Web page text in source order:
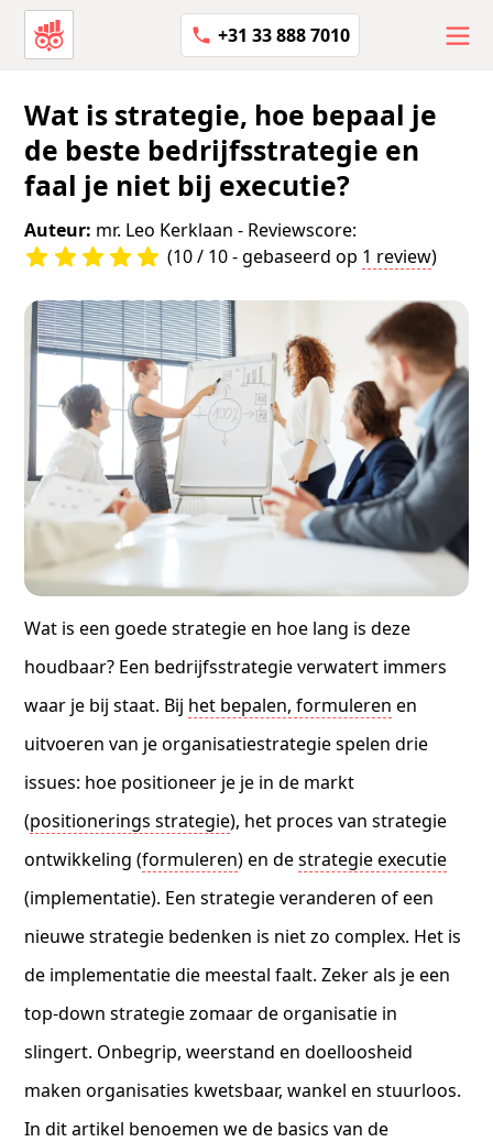
+31 33 888 7010
Wat is strategie, hoe bepaal je
de beste bedrijfsstrategie en
faal je niet bij executie?
Auteur: mr. Leo Kerklaan - Reviewscore:
(10 / 10 - gebaseerd op 1 review)
Wat is een goede strategie en hoe lang is deze
houdbaar? Een bedrijfsstrategie verwatert immers
waar je bij staat. Bij het bepalen, formuleren en
uitvoeren van je organisatiestrategie spelen drie
issues: hoe positioneer je je in de markt
(positionerings strategie), het proces van strategie
ontwikkeling (formuleren) en destrategie executie
(implementatie). Een strategie veranderen of een
nieuwe strategie bedenken is niet zo complex. Het is
de implementatie die meestal faalt. Zeker als je een
top-down strategie zomaar de organisatie in
slingert. Onbegrip, weerstand en doelloosheid
maken organisaties kwetsbaar, wankel en stuurloos.
In dit artikel benoemen we de basics van de